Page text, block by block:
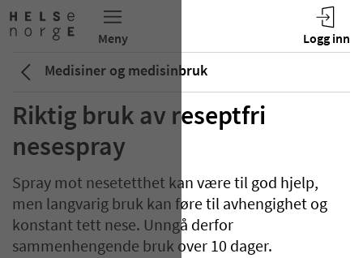
Medisiner og medisinbruk
Riktig bruk av reseptfri
nesespray
Spray mot nesetetthet kan være til god hjelp,
men langvarig bruk kan føre til avhengighet og
konstant tett nese. Unngå derfor
sammenhengende bruk over 10 dager.